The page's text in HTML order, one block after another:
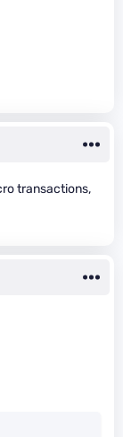
transactions,